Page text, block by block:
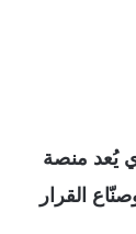
يُعد منصة
القرار